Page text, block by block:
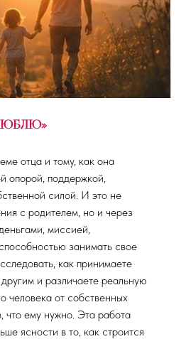
отца и тому, как она
опорой, поддержкой,
силой. И это не
с родителем, но и через
миссией,
занимать свое
как принимаете
и различаете реальную
человека от собственных
что ему нужно. Эта работа
ясности в то, как строится